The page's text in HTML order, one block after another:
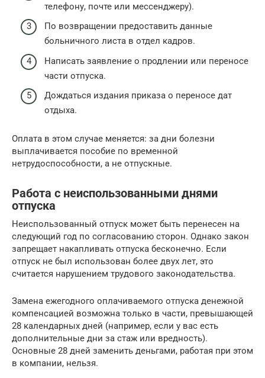
телефону, почте или мессенджеру).
По возвращении предоставить данные
больничного листа в отдел кадров.
Написать заявление о продлении или переносе
части отпуска.
Дождаться издания приказа о переносе дат
отдыха.
Оплата в этом случае меняется: за дни болезни
выплачивается пособие по временной
нетрудоспособности, а не отпускные.
Работа с неиспользованными днями
отпуска
Неиспользованный отпуск может быть перенесен на
следующий год по согласованию сторон. Однако закон
запрещает накапливать отпуска бесконечно. Если
отпуск не был использован более двух лет, это
считается нарушением трудового законодательства.
Замена ежегодного оплачиваемого отпуска денежной
компенсацией возможна только в части, превышающей
28 календарных дней (например, если у вас есть
дополнительные дни за стаж или вредность).
Основные 28 дней заменить деньгами, работая при этом
в компании, нельзя.